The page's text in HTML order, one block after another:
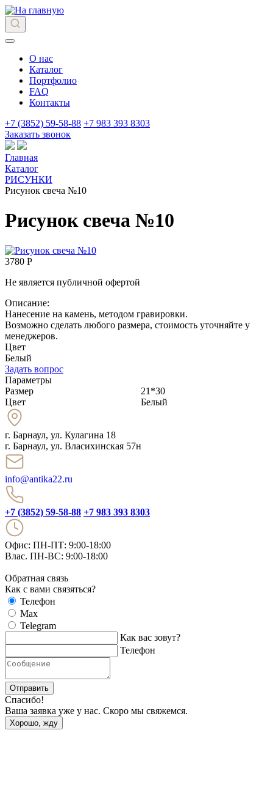
О нас
Каталог
Портфолио
FAQ
Контакты
+7 (3852) 59-58-88 +7 983 393 8303
Заказать звонок
Главная
Каталог
РИСУНКИ
Рисунок свеча №10
Рисунок свеча №10
3780 Р
Не является публичной офертой
Описание:
Нанесение на камень, методом гравировки.
Возможно сделать любого размера, стоимость уточняйте у
менеджеров.
Цвет
Белый
Задать вопрос
Параметры
Размер
21*30
Цвет
Белый
г. Барнаул, ул. Кулагина 18
г. Барнаул, ул. Власихинская 57н
info@antika22.ru
+7 (3852) 59-58-88 +7 983 393 8303
Офис: ПН-ПТ: 9:00-18:00
Влас. ПН-ВС: 9:00-18:00
Обратная связь
Как с вами связяться?
Телефон
Max
Telegram
Как вас зовут?
Телефон
Отправить
Спасибо!
Ваша заявка уже у нас. Скоро мы свяжемся.
Хорошо, жду